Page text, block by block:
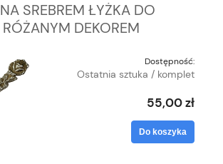
SREBREM ŁYŻKA DO
DEKOREM
Dostępność:
Ostatnia sztuka / komplet
55,00 zł
Do koszyka